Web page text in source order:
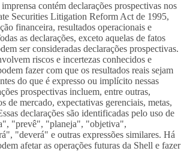
contém declarações prospectivas nos
Securities Litigation Reform Act de 1995,
financeira, resultados operacionais e
as declarações, exceto aquelas de fatos
ser consideradas declarações prospectivas.
riscos e incertezas conhecidos e
fazer com que os resultados reais sejam
do que é expresso ou implícito nessas
prospectivas incluem, entre outras,
de mercado, expectativas gerenciais, metas,
declarações são identificadas pelo uso de
"prevê", "planeja", "objetiva",
"deverá" e outras expressões similares. Há
afetar as operações futuras da Shell e fazer